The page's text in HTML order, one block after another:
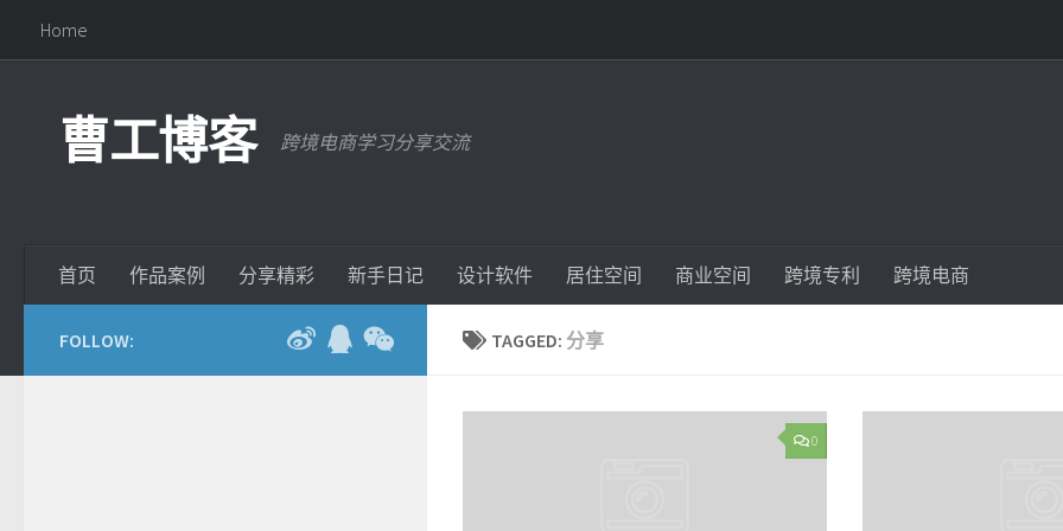
Home
曹工博客 跨境电商学习分享交流
首页 作品案例 分享精彩 新手日记 设计软件 居住空间 商业空间 跨境专利 跨境电商
TAGGED: 分享
0
FOLLOW: